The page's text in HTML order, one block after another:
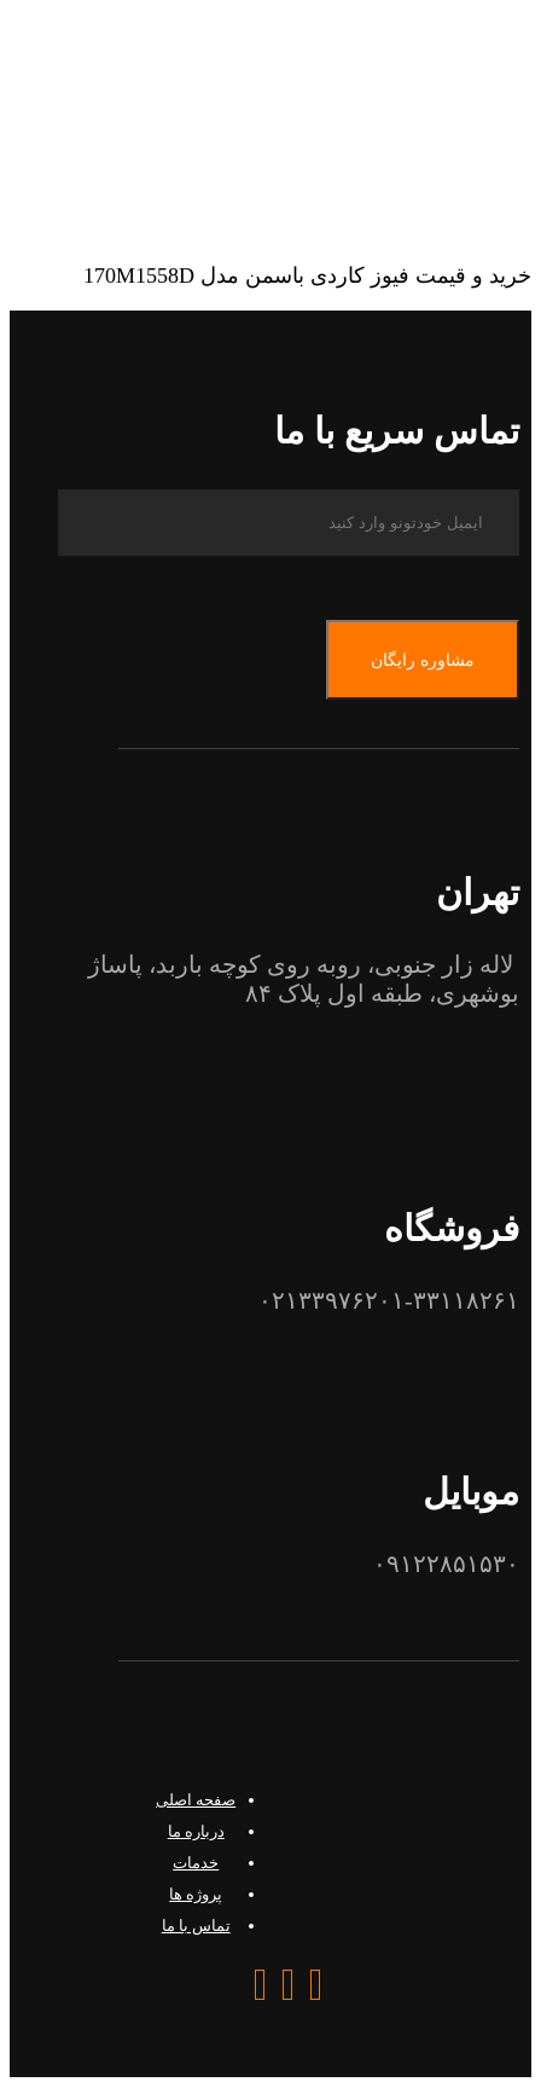
خرید و قیمت فیوز کاردی باسمن مدل 170M1558D
تماس سریع با ما
مشاوره رایگان
تهران
لاله زار جنوبی، روبه روی کوچه باربد، پاساژ
بوشهری، طبقه اول پلاک ۸۴
فروشگاه
۰۲۱۳۳۹۷۶۲۰۱-۳۳۱۱۸۲۶۱
موبایل
۰۹۱۲۲۸۵۱۵۳۰
صفحه اصلی
درباره ما
خدمات
پروژه ها
تماس با ما